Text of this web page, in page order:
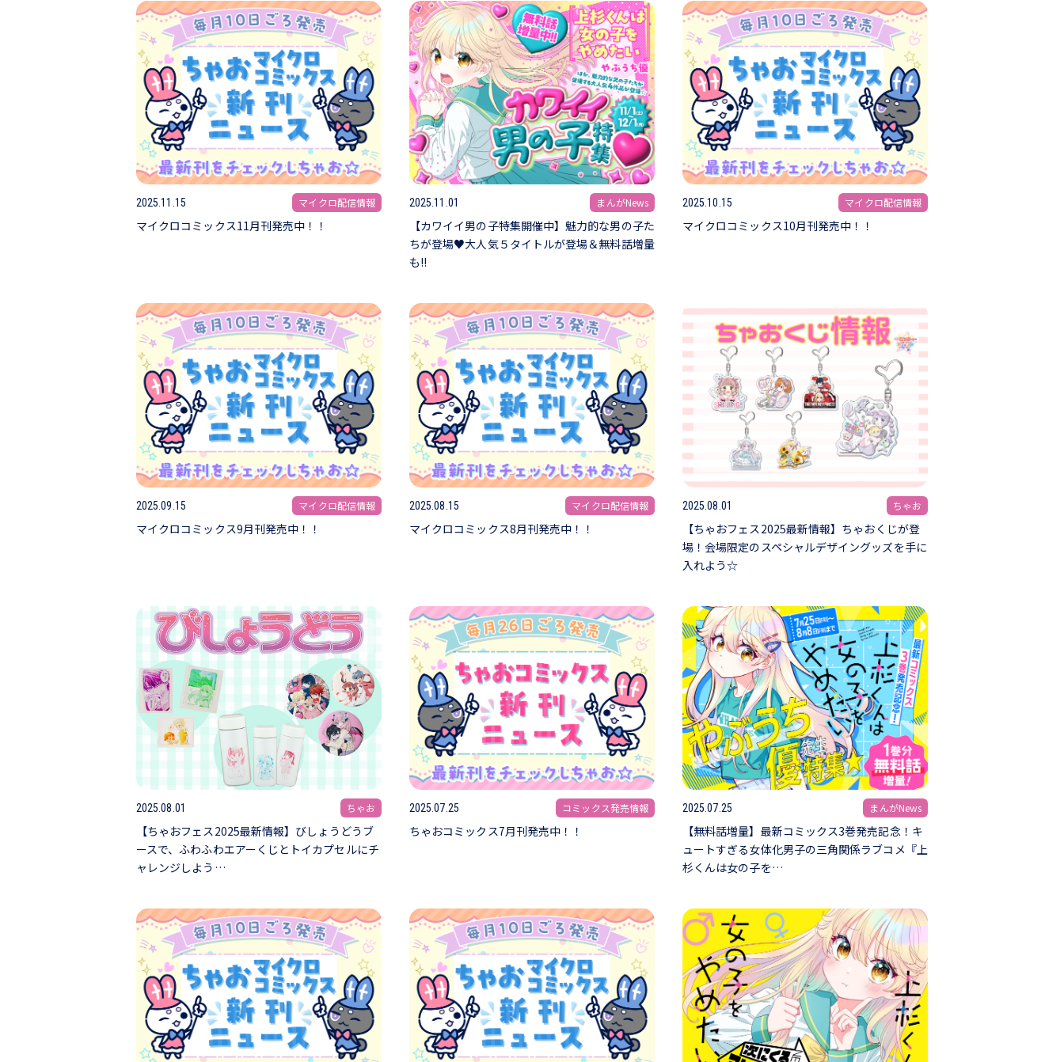
2025.11.15 マイクロ配信情報
マイクロコミックス11月刊発売中！！
2025.11.01 まんがNews
【カワイイ男の子特集開催中】魅力的な男の子た
ちが登場♥大人気５タイトルが登場＆無料話増量
も!!
2025.10.15 マイクロ配信情報
マイクロコミックス10月刊発売中！！
2025.09.15 マイクロ配信情報
マイクロコミックス9月刊発売中！！
2025.08.15 マイクロ配信情報
マイクロコミックス8月刊発売中！！
2025.08.01 ちゃお
【ちゃおフェス2025最新情報】ちゃおくじが登
場！会場限定のスペシャルデザイングッズを手に
入れよう☆
2025.08.01 ちゃお
【ちゃおフェス2025最新情報】びしょうどうブ
ースで、ふわふわエアーくじとトイカプセルにチ
ャレンジしよう…
2025.07.25 コミックス発売情報
ちゃおコミックス7月刊発売中！！
2025.07.25 まんがNews
【無料話増量】最新コミックス3巻発売記念！キ
ュートすぎる女体化男子の三角関係ラブコメ『上
杉くんは女の子を…